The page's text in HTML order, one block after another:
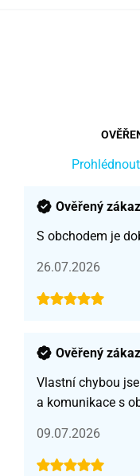
Ověřený
S obchodem je
26.07.2026
Ověřený
Vlastní chybou
a komunikace s
09.07.2026